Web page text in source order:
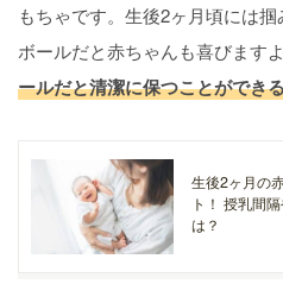
もちゃです。生後2ヶ月頃には
ボールだと赤ちゃんも喜びますよ
ールだと清潔に保つことができ
生後2ヶ月の
ト！ 授乳間
は？